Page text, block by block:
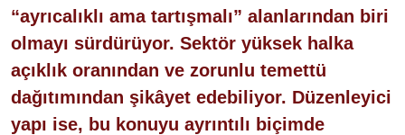
“ayrıcalıklı ama tartışmalı” alanlarından biri
olmayı sürdürüyor. Sektör yüksek halka
açıklık oranından ve zorunlu temettü
dağıtımından şikâyet edebiliyor. Düzenleyici
yapı ise, bu konuyu ayrıntılı biçimde